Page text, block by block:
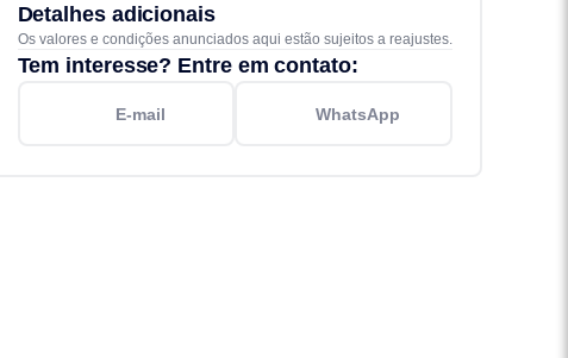
Detalhes adicionais
Os valores e condições anunciados aqui estão sujeitos a reajustes.
Tem interesse? Entre em contato:
E-mail WhatsApp